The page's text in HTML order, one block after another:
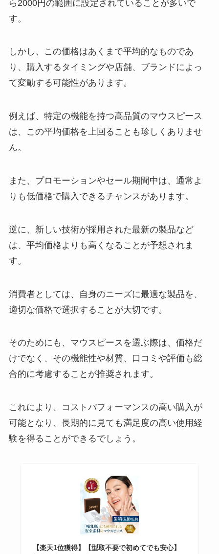
通販で購入できるのか？調べてみ
ました！
える？口コミは？
スで買える？
類似品や似た市販薬はあるの？
ドラッグストアには？購入先まと
ら2000円の範囲に設定されていることが多いで
す。
しかし、この価格はあくまで平均的なものであ
り、購入するタイミングや店舗、ブランドによっ
て変動する可能性があります。
例えば、特定の機能を持つ高品質のマウスピース
は、この平均価格を上回ることも珍しくありませ
ん。
また、プロモーションやセール期間中は、通常よ
りも低価格で購入できるチャンスがあります。
逆に、新しい技術が採用された最新の製品など
は、平均価格よりも高くなることが予想されま
す。
消費者としては、自身のニーズに最適な製品を、
適切な価格で選択することが大切です。
そのためにも、マウスピースを選ぶ際は、価格だ
けでなく、その機能性や材質、口コミや評価も総
合的に考慮することが推奨されます。
これにより、コストパフォーマンスの高い購入が
可能となり、長期的に見ても満足度の高い使用経
験を得ることができるでしょう。
【楽天1位獲得】【型取不要で初めてでも安心】